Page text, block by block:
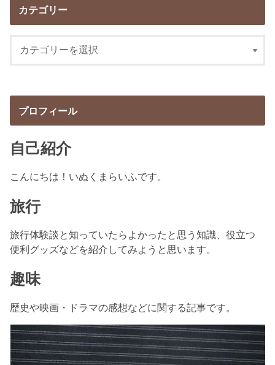
カテゴリー
プロフィール
自己紹介
こんにちは！いぬくまらいふです。
旅行
旅行体験談と知っていたらよかったと思う知識、役立つ
便利グッズなどを紹介してみようと思います。
趣味
歴史や映画・ドラマの感想などに関する記事です。